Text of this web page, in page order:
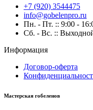
+7 (920) 3544475
info@gobelenpro.ru
Пн. - Пт. :: 9:00 -
Сб. - Вс. ::
Информация
Договор-оферта
Мастерская гобеленов